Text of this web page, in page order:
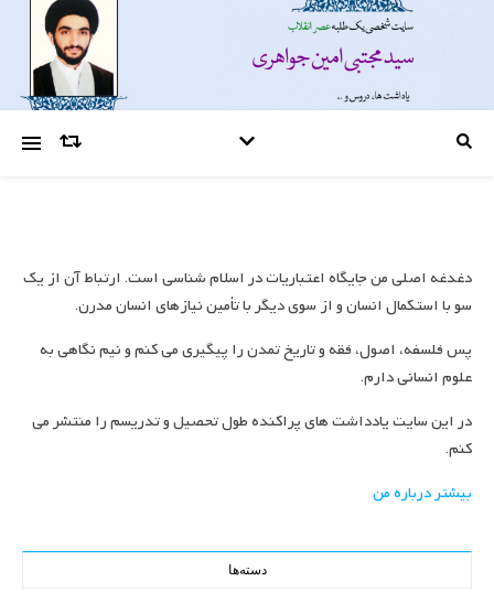
دغدغه اصلی من جایگاه اعتباریات در اسلام شناسی است. ارتباط آن از یک
سو با استکمال انسان و از سوی دیگر با تأمین نیازهای انسان مدرن.
پس فلسفه، اصول، فقه و تاریخ تمدن را پیگیری می کنم و نیم نگاهی به
علوم انسانی دارم.
در این سایت یادداشت های پراکنده طول تحصیل و تدریسم را منتشر می
کنم.
بیشتر درباره من
دسته‌ها